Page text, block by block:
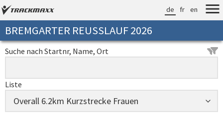
de fr en
BREMGARTER REUSSLAUF 2026
Suche nach Startnr, Name, Ort
Liste